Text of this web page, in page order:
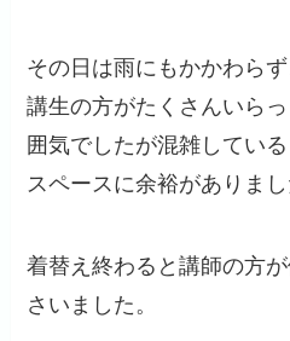
その日は雨にもかかわら
講生の方がたくさんいら
囲気でしたが混雑してい
スペースに余裕がありまし
着替え終わると講師の方
さいました。